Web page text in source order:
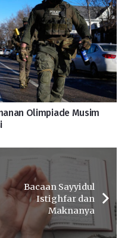
Olimpiade Musim
Bacaan Sayyidul
Istighfar dan
Maknanya